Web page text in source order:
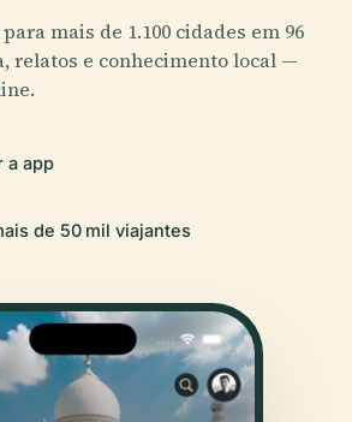
mais de 1.100 cidades em 96
relatos e conhecimento local —
a app
de 50 mil viajantes